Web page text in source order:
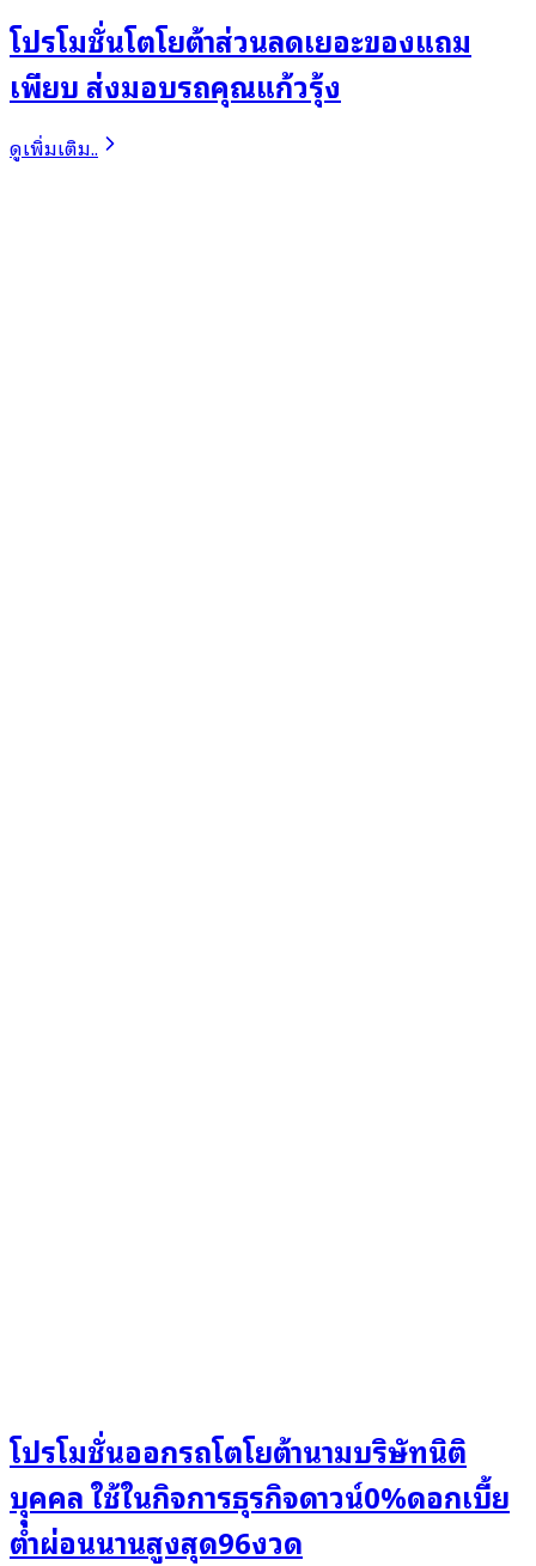
โปรโมชั่นโตโยต้าส่วนลดเยอะของแถม
เพียบ ส่งมอบรถคุณแก้วรุ้ง
ดูเพิ่มเติม..
โปรโมชั่นออกรถโตโยต้านามบริษัทนิติ
บุุคคล ใช้ในกิจการธุรกิจดาวน์0%ดอกเบี้ย
ต่ำผ่อนนานสูงสุด96งวด